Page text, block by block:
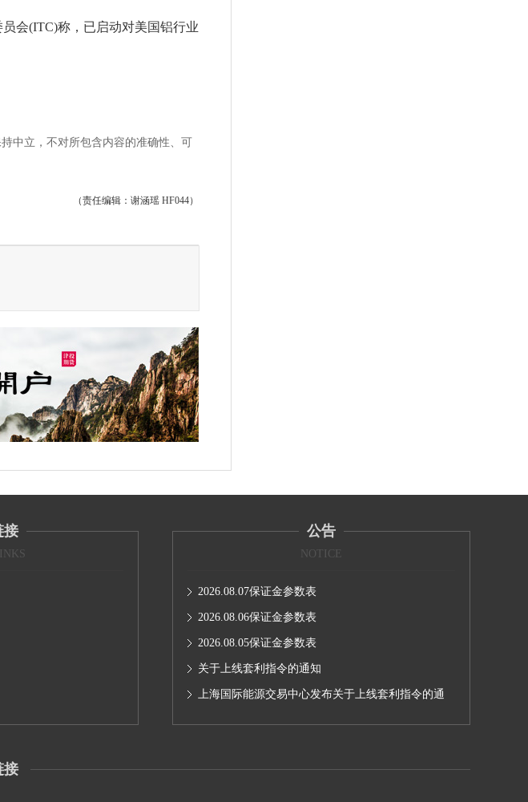
员会(ITC)称，已启动对美国铝行业
中立，不对所包含内容的准确性、可
（责任编辑：谢涵瑶 HF044）
接 公告
NOTICE
2026.08.07保证金参数表
2026.08.06保证金参数表
2026.08.05保证金参数表
关于上线套利指令的通知
上海国际能源交易中心发布关于上线套利指令的通
接